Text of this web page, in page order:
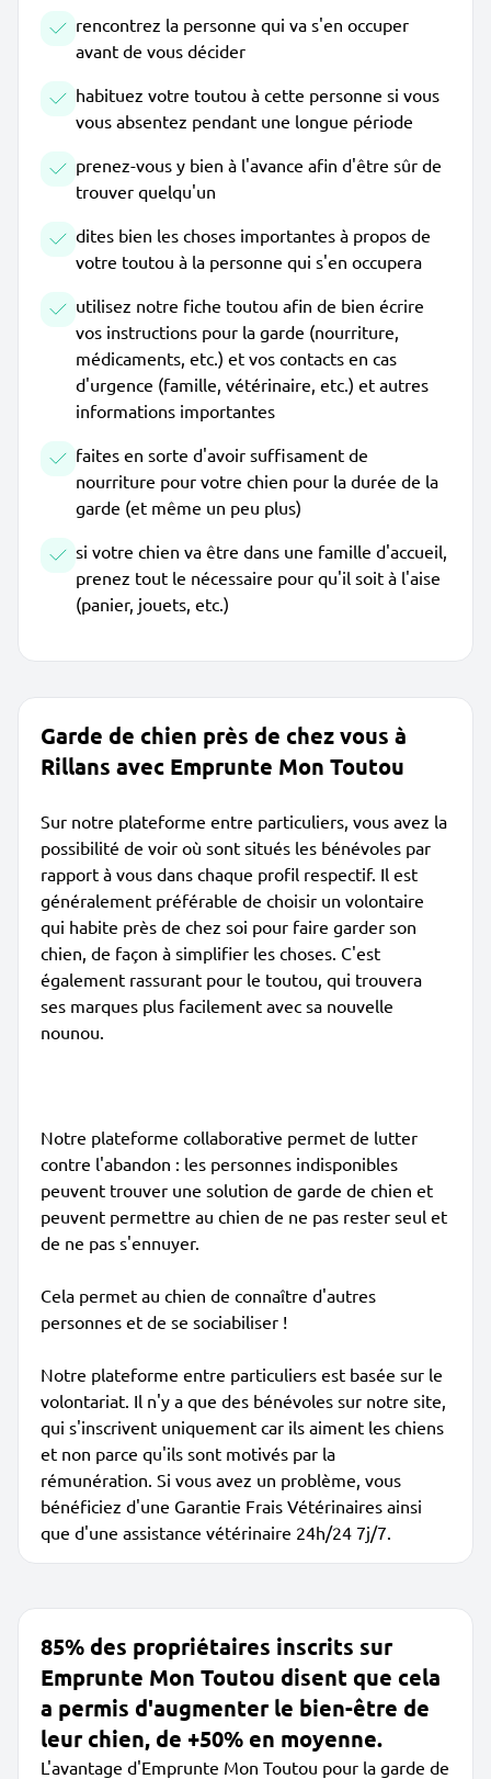
rencontrez la personne qui va s'en occuper
avant de vous décider
habituez votre toutou à cette personne si vous
vous absentez pendant une longue période
prenez-vous y bien à l'avance afin d'être sûr de
trouver quelqu'un
dites bien les choses importantes à propos de
votre toutou à la personne qui s'en occupera
utilisez notre fiche toutou afin de bien écrire
vos instructions pour la garde (nourriture,
médicaments, etc.) et vos contacts en cas
d'urgence (famille, vétérinaire, etc.) et autres
informations importantes
faites en sorte d'avoir suffisament de
nourriture pour votre chien pour la durée de la
garde (et même un peu plus)
si votre chien va être dans une famille d'accueil,
prenez tout le nécessaire pour qu'il soit à l'aise
(panier, jouets, etc.)
Garde de chien près de chez vous à
Rillans avec Emprunte Mon Toutou
Sur notre plateforme entre particuliers, vous avez la
possibilité de voir où sont situés les bénévoles par
rapport à vous dans chaque profil respectif. Il est
généralement préférable de choisir un volontaire
qui habite près de chez soi pour faire garder son
chien, de façon à simplifier les choses. C'est
également rassurant pour le toutou, qui trouvera
ses marques plus facilement avec sa nouvelle
nounou.
Notre plateforme collaborative permet de lutter
contre l'abandon : les personnes indisponibles
peuvent trouver une solution de garde de chien et
peuvent permettre au chien de ne pas rester seul et
de ne pas s'ennuyer.
Cela permet au chien de connaître d'autres
personnes et de se sociabiliser !
Notre plateforme entre particuliers est basée sur le
volontariat. Il n'y a que des bénévoles sur notre site,
qui s'inscrivent uniquement car ils aiment les chiens
et non parce qu'ils sont motivés par la
rémunération. Si vous avez un problème, vous
bénéficiez d'une Garantie Frais Vétérinaires ainsi
que d'une assistance vétérinaire 24h/24 7j/7.
85% des propriétaires inscrits sur
Emprunte Mon Toutou disent que cela
a permis d'augmenter le bien-être de
leur chien, de +50% en moyenne.
L'avantage d'Emprunte Mon Toutou pour la garde de